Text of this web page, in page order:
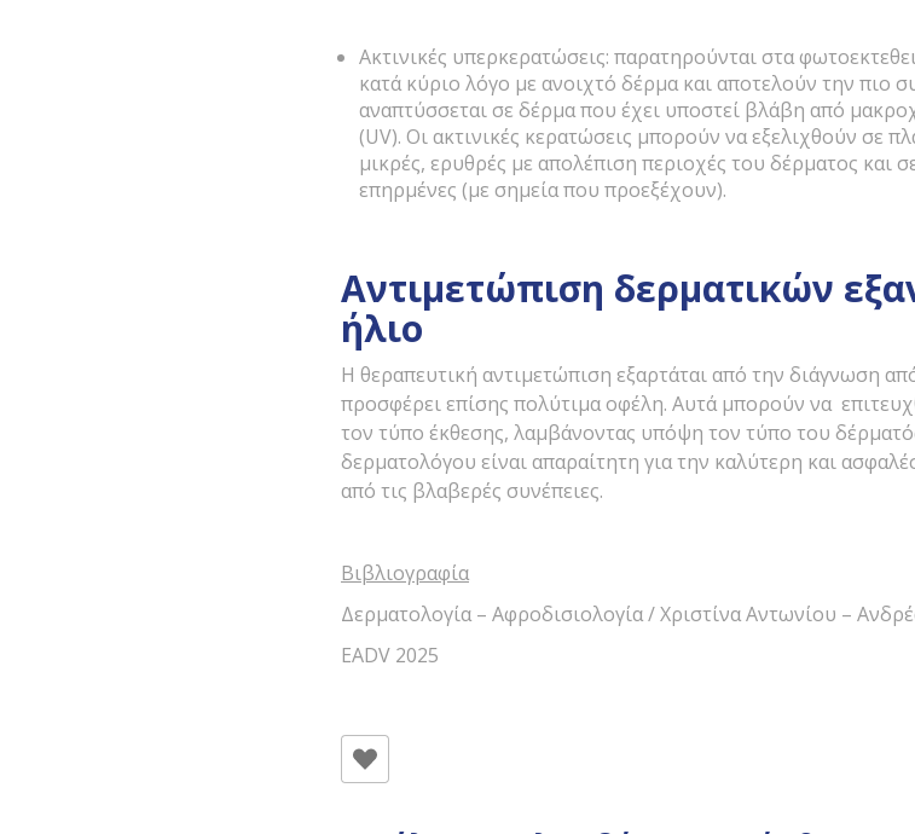
Ακτινικές υπερκερατώσεις: παρατηρούνται στα
κατά κύριο λόγο με ανοιχτό δέρμα και αποτελούν την πιο
αναπτύσσεται σε δέρμα που έχει υποστεί βλάβη από
(UV). Οι ακτινικές κερατώσεις μπορούν να εξελιχθούν σε
μικρές, ερυθρές με απολέπιση περιοχές του δέρματος και
επηρμένες (με σημεία που προεξέχουν).
Αντιμετώπιση δερματικών
ήλιο
Η θεραπευτική αντιμετώπιση εξαρτάται από την διάγνωση
προσφέρει επίσης πολύτιμα οφέλη. Αυτά μπορούν να
τον τύπο έκθεσης, λαμβάνοντας υπόψη τον τύπο του
δερματολόγου είναι απαραίτητη για την καλύτερη και
από τις βλαβερές συνέπειες.
Βιβλιογραφία
Δερματολογία – Αφροδισιολογία / Χριστίνα Αντωνίου –
EADV 2025